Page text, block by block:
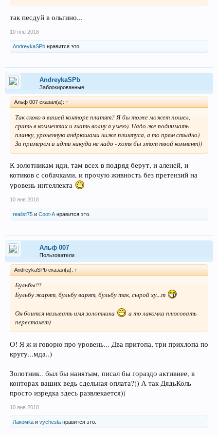
так песдуй в ольгино...
10 янв 2018
AndreykaSPb нравится это.
AndreykaSPb
Заблокированные
Альф 007 сказал(а): ↑
Так скоко в вашей конторе платят? Я бы тоже может пошел,
срать в комментах и гнать волну я умею). Надо же поднимать
планку, уроненную андрюшами ниже плинтуса, а то прям стыдно)
За примером и идти никуда не надо - хотя бы этот твой коммент))
К золотникам иди, там всех в подряд берут, и аленей, и
котиков с собачками, и прочую живность без претензий на
уровень интеллекта
10 янв 2018
realist75 и Coot-A нравится это.
Альф 007
Пользователи
AndreykaSPb сказал(а): ↑
Бульбы!!!
Бульбу жарят, бульбу варят, бульбу так, сырой ху...т
Он боится называть имя золотника
а то лакомка плюсовать
перестанет)
О! Я ж и говорю про уровень... Два притопа, три прихлопа по
кругу...мда..)
Золотник.. был бы нанятым, писал бы гораздо активнее, в
конторах ваших ведь сдельная оплата?)) А так ДядьКоль
просто изредка здесь развлекается))
10 янв 2018
Лакомка и vychesla нравится это.